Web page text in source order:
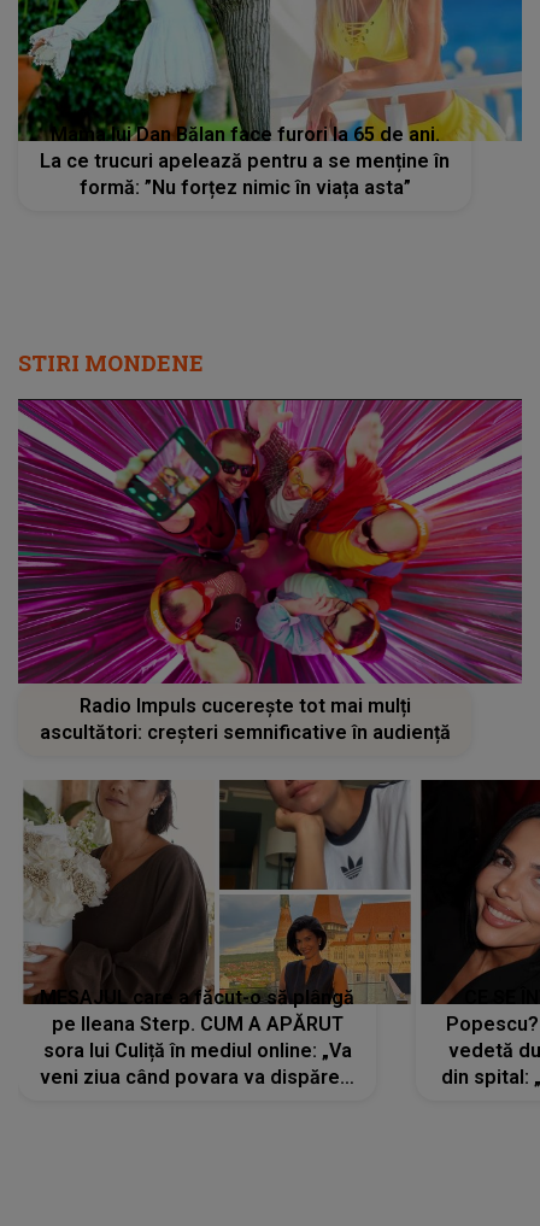
Mama lui Dan Bălan face furori la 65 de ani.
La ce trucuri apelează pentru a se menține în
formă: ”Nu forțez nimic în viața asta”
STIRI MONDENE
Radio Impuls cucerește tot mai mulți
ascultători: creșteri semnificative în audiență
MESAJUL care a făcut-o să plângă
pe Ileana Sterp. CUM A APĂRUT
sora lui Culiță în mediul online: „Va
veni ziua când povara va dispărea,
vedetă
din spital: